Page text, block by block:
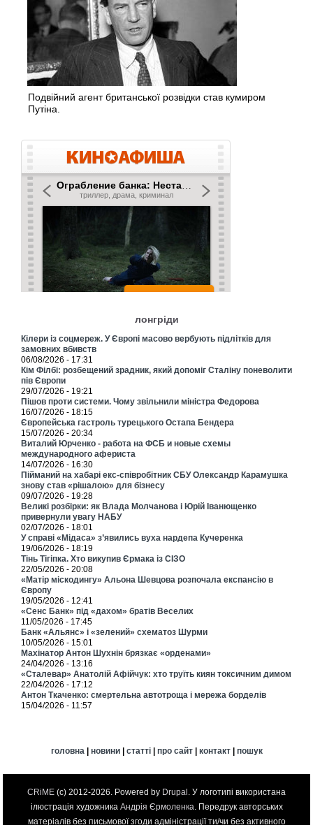
Подвійний агент британської розвідки став кумиром
Путіна.
лонгріди
Кілери із соцмереж. У Європі масово вербують підлітків для
замовних вбивств
06/08/2026 - 17:31
Кім Філбі: розбещений зрадник, який допоміг Сталіну поневолити
пів Європи
29/07/2026 - 19:21
Пішов проти системи. Чому звільнили міністра Федорова
16/07/2026 - 18:15
Європейська гастроль турецького Остапа Бендера
15/07/2026 - 20:34
Виталий Юрченко - работа на ФСБ и новые схемы
международного афериста
14/07/2026 - 16:30
Пійманий на хабарі екс-співробітник СБУ Олександр Карамушка
знову став «рішалою» для бізнесу
09/07/2026 - 19:28
Великі розбірки: як Влада Молчанова і Юрій Іванющенко
привернули увагу НАБУ
02/07/2026 - 18:01
У справі «Мідаса» з’явились вуха нардепа Кучеренка
19/06/2026 - 18:19
Тінь Тігіпка. Хто викупив Єрмака із СІЗО
22/05/2026 - 20:08
«Матір міскодингу» Альона Шевцова розпочала експансію в
Європу
19/05/2026 - 12:41
«Сенс Банк» під «дахом» братів Веселих
11/05/2026 - 17:45
Банк «Альянс» і «зелений» схематоз Шурми
10/05/2026 - 15:01
Махінатор Антон Шухнін брязкає «орденами»
24/04/2026 - 13:16
«Сталевар» Анатолій Афійчук: хто труїть киян токсичним димом
22/04/2026 - 17:12
Антон Ткаченко: смертельна автотроща і мережа борделів
15/04/2026 - 11:57
головна| новини| статті| про сайт| контакт| пошук
CRiME (c) 2012-2026. Powered by Drupal. У логотипі використана
ілюстрація художника Андрія Єрмоленка. Передрук авторських
матеріалів без письмової згоди адміністрації ти/чи без активного